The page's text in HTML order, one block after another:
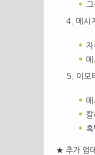
메시
자
이모
★ 추가 업